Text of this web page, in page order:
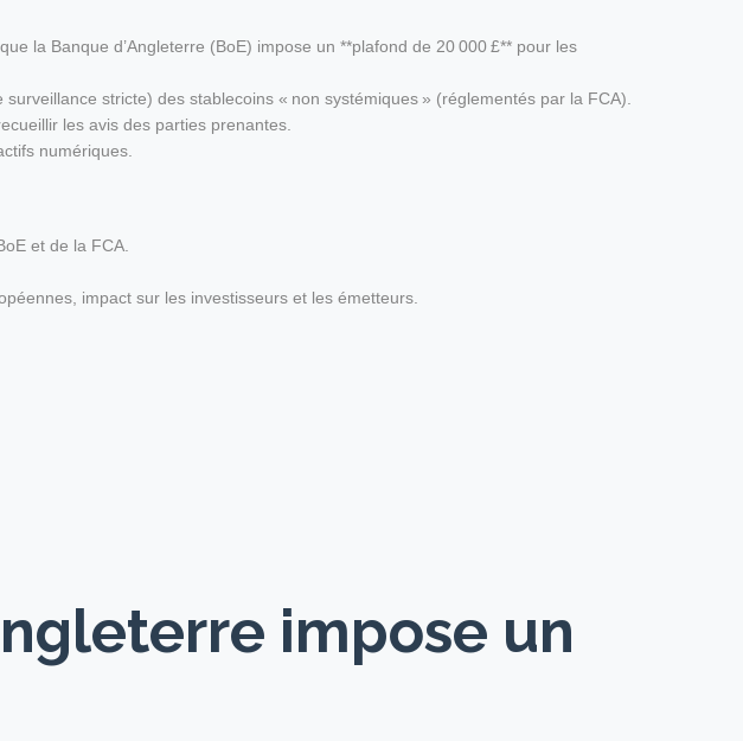
la Banque d’Angleterre (BoE) impose un **plafond de 20 000 £** pour les
stricte) des stablecoins « non systémiques » (réglementés par la FCA).
les avis des parties prenantes.
numériques.
et de la FCA.
impact sur les investisseurs et les émetteurs.
impose un